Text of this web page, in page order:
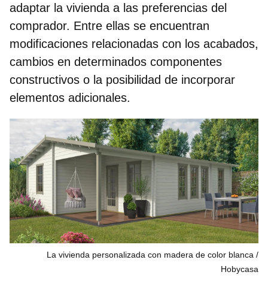
adaptar la vivienda a las preferencias del
comprador. Entre ellas se encuentran
modificaciones relacionadas con los acabados,
cambios en determinados componentes
constructivos o la posibilidad de incorporar
elementos adicionales.
La vivienda personalizada con madera de color blanca
Hobycasa